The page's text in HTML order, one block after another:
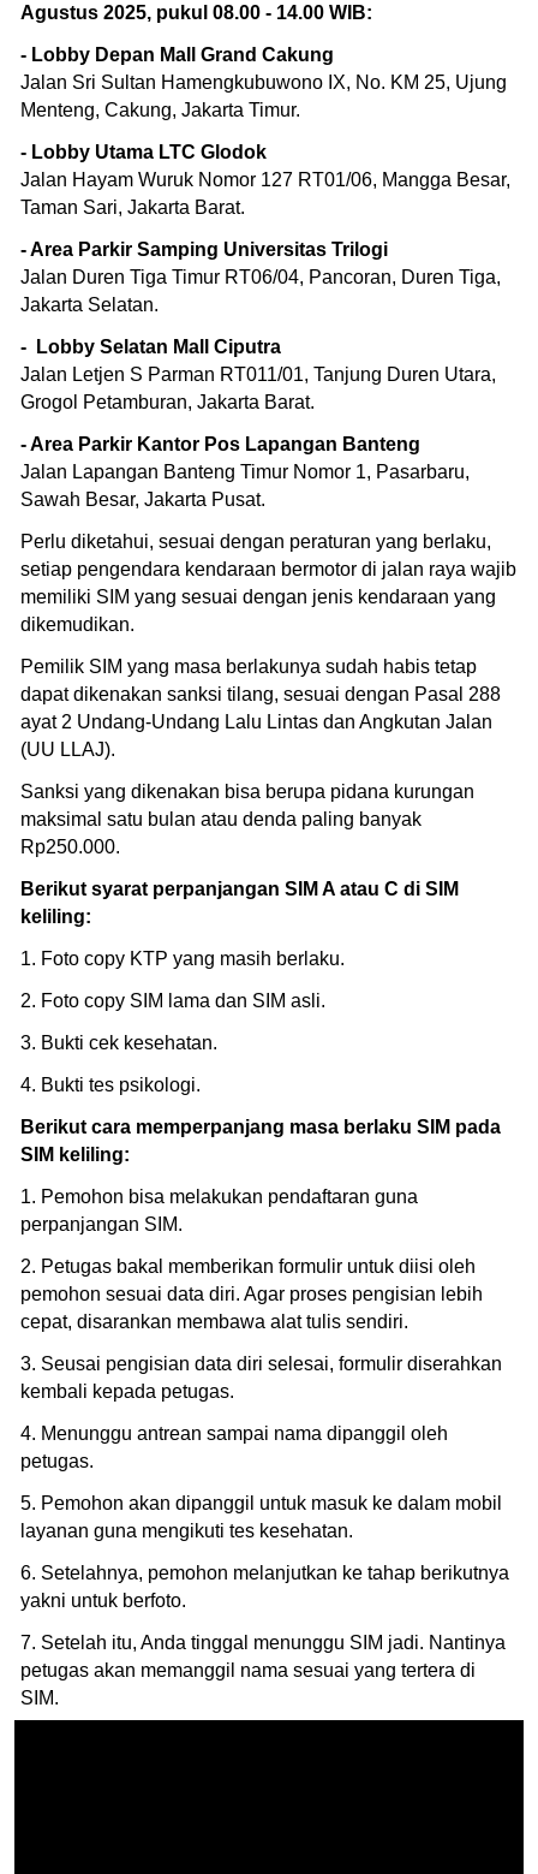
Agustus 2025, pukul 08.00 - 14.00 WIB:
- Lobby Depan Mall Grand Cakung
Jalan Sri Sultan Hamengkubuwono IX, No. KM 25, Ujung
Menteng, Cakung, Jakarta Timur.
- Lobby Utama LTC Glodok
Jalan Hayam Wuruk Nomor 127 RT01/06, Mangga Besar,
Taman Sari, Jakarta Barat.
- Area Parkir Samping Universitas Trilogi
Jalan Duren Tiga Timur RT06/04, Pancoran, Duren Tiga,
Jakarta Selatan.
- Lobby Selatan Mall Ciputra
Jalan Letjen S Parman RT011/01, Tanjung Duren Utara,
Grogol Petamburan, Jakarta Barat.
- Area Parkir Kantor Pos Lapangan Banteng
Jalan Lapangan Banteng Timur Nomor 1, Pasarbaru,
Sawah Besar, Jakarta Pusat.
Perlu diketahui, sesuai dengan peraturan yang berlaku,
setiap pengendara kendaraan bermotor di jalan raya wajib
memiliki SIM yang sesuai dengan jenis kendaraan yang
dikemudikan.
Pemilik SIM yang masa berlakunya sudah habis tetap
dapat dikenakan sanksi tilang, sesuai dengan Pasal 288
ayat 2 Undang-Undang Lalu Lintas dan Angkutan Jalan
(UU LLAJ).
Sanksi yang dikenakan bisa berupa pidana kurungan
maksimal satu bulan atau denda paling banyak
Rp250.000.
Berikut syarat perpanjangan SIM A atau C di SIM
keliling:
1. Foto copy KTP yang masih berlaku.
2. Foto copy SIM lama dan SIM asli.
3. Bukti cek kesehatan.
4. Bukti tes psikologi.
Berikut cara memperpanjang masa berlaku SIM pada
SIM keliling:
1. Pemohon bisa melakukan pendaftaran guna
perpanjangan SIM.
2. Petugas bakal memberikan formulir untuk diisi oleh
pemohon sesuai data diri. Agar proses pengisian lebih
cepat, disarankan membawa alat tulis sendiri.
3. Seusai pengisian data diri selesai, formulir diserahkan
kembali kepada petugas.
4. Menunggu antrean sampai nama dipanggil oleh
petugas.
5. Pemohon akan dipanggil untuk masuk ke dalam mobil
layanan guna mengikuti tes kesehatan.
6. Setelahnya, pemohon melanjutkan ke tahap berikutnya
yakni untuk berfoto.
7. Setelah itu, Anda tinggal menunggu SIM jadi. Nantinya
petugas akan memanggil nama sesuai yang tertera di
SIM.